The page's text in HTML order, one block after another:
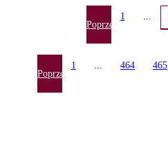
Poprzednia
1 ...
Poprzednia
1 ... 464 465